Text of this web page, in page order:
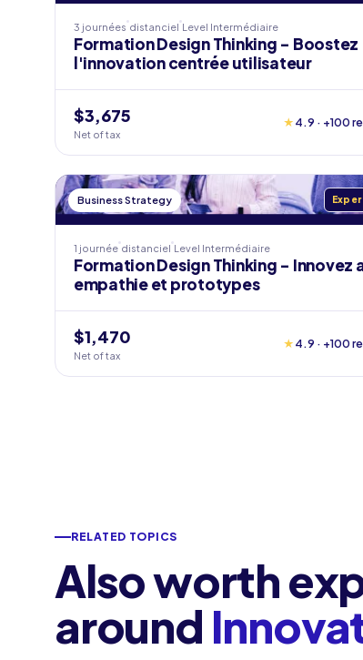
3 journées distanciel Level Intermédiaire
Formation Design Thinking - Boostez
l'innovation centrée utilisateur
$3,675
Net of tax
★ 4.9 · +100
Business Strategy
1 journée distanciel Level Intermédiaire
Formation Design Thinking - Innovez
empathie et prototypes
$1,470
Net of tax
★ 4.9 · +100
RELATED TOPICS
Also worth
around